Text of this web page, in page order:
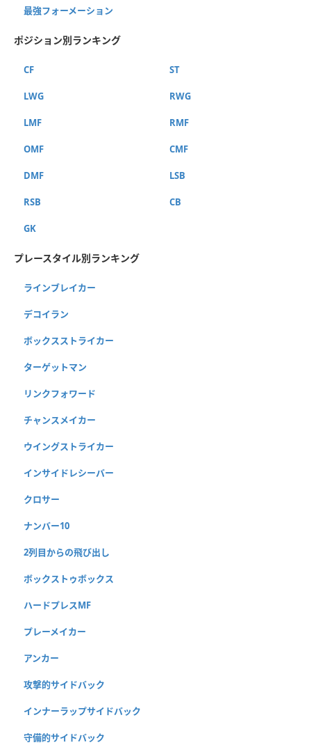
最強フォーメーション
ポジション別ランキング
CF ST
LWG RWG
LMF RMF
OMF CMF
DMF LSB
RSB CB
GK
プレースタイル別ランキング
ラインブレイカー
デコイラン
ボックスストライカー
ターゲットマン
リンクフォワード
チャンスメイカー
ウイングストライカー
インサイドレシーバー
クロサー
ナンバー10
2列目からの飛び出し
ボックストゥボックス
ハードプレスMF
プレーメイカー
アンカー
攻撃的サイドバック
インナーラップサイドバック
守備的サイドバック